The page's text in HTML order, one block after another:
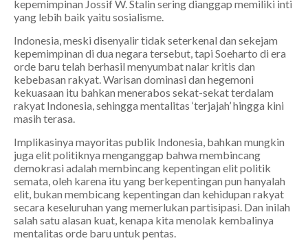
kepemimpinan Jossif W. Stalin sering dianggap memiliki inti
yang lebih baik yaitu sosialisme.
Indonesia, meski disenyalir tidak seterkenal dan sekejam
kepemimpinan di dua negara tersebut, tapi Soeharto di era
orde baru telah berhasil menyumbat nalar kritis dan
kebebasan rakyat. Warisan dominasi dan hegemoni
kekuasaan itu bahkan menerabos sekat-sekat terdalam
rakyat Indonesia, sehingga mentalitas ‘terjajah’ hingga kini
masih terasa.
Implikasinya mayoritas publik Indonesia, bahkan mungkin
juga elit politiknya menganggap bahwa membincang
demokrasi adalah membincang kepentingan elit politik
semata, oleh karena itu yang berkepentingan pun hanyalah
elit, bukan membicang kepentingan dan kehidupan rakyat
secara keseluruhan yang memerlukan partisipasi. Dan inilah
salah satu alasan kuat, kenapa kita menolak kembalinya
mentalitas orde baru untuk pentas.